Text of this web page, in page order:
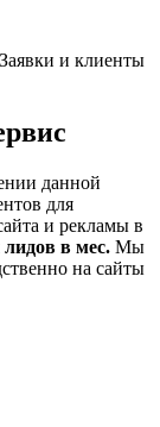
Заявки и клиенты
данной
для
и рекламы в
в мес. Мы
на сайты